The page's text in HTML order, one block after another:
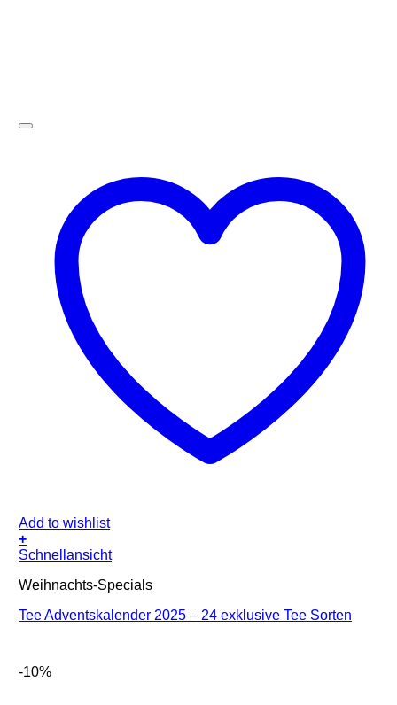
Add to wishlist
+
Schnellansicht
Weihnachts-Specials
Tee Adventskalender 2025 – 24 exklusive Tee Sorten
-10%